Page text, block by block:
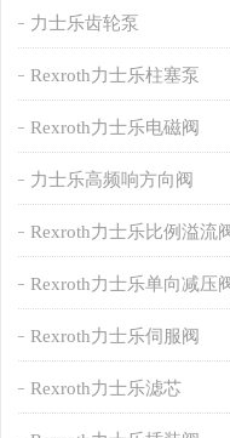
力士乐齿轮泵
Rexroth力士乐柱塞泵
Rexroth力士乐电磁阀
力士乐高频响方向阀
Rexroth力士乐比例溢流
Rexroth力士乐单向减压
Rexroth力士乐伺服阀
Rexroth力士乐滤芯